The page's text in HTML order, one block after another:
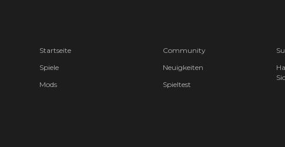
Startseite
Spiele
Mods
Community
Neuigkeiten
Spieltest